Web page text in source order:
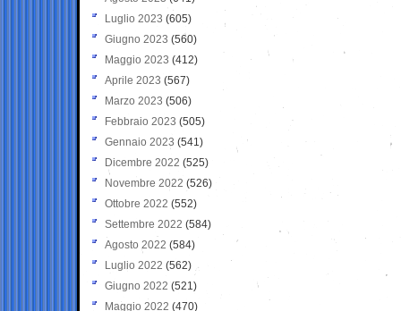
Luglio 2023 (605)
Giugno 2023 (560)
Maggio 2023 (412)
Aprile 2023 (567)
Marzo 2023 (506)
Febbraio 2023 (505)
Gennaio 2023 (541)
Dicembre 2022 (525)
Novembre 2022 (526)
Ottobre 2022 (552)
Settembre 2022 (584)
Agosto 2022 (584)
Luglio 2022 (562)
Giugno 2022 (521)
Maggio 2022 (470)